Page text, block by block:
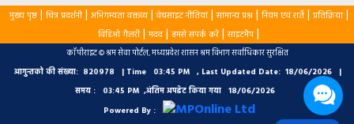
मुख्य पृष्ठ | चित्र प्रदर्शनी | अभिगम्यता वक्तव्य | वेबसाइट नीतियां | सामान्य प्रश्न | नियम एवं शर्तें | प्रतिक्रिया |
विडिओ गैलरी | मदद | हमसे संपर्क करें | साइटमैप |
कॉपीराइट © श्रम सेवा पोर्टल, मध्यप्रदेश शासन श्रम विभाग सर्वाधिकार सुरक्षित
आगुन्तको की संख्या: 820978 | Time 03:45 PM , Last Updated Date: 18/06/2026
|
समय :
03:45 PM ,अंतिम अपडेट किया गया 18/06/2026
Powered By :